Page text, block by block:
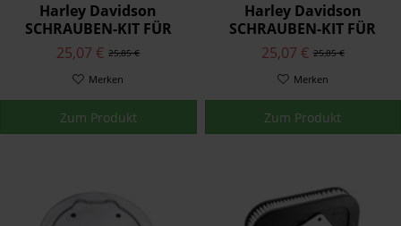
Harley Davidson
SCHRAUBEN-KIT FÜR
BREMSSCHEIBE - CHROM
46646-05
25,85 €
25,07 €
Merken
Zum Produkt
Harley Davidson
SCHRAUBEN-KIT FÜR
BREMSSCHEIBE - CHROM
46647-05
25,85 €
25,07 €
Merken
Zum Produkt